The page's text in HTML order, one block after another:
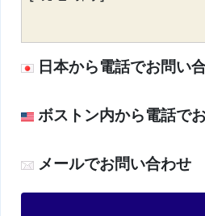
日本から電話でお問い
ボストン内から電話で
メールでお問い合わせ